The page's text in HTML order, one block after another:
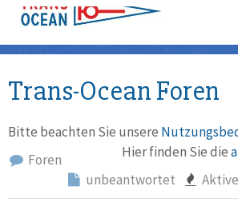
Trans-Ocean Foren
Bitte beachten Sie unsere
Hier finden Sie die
Foren
unbeantwortet